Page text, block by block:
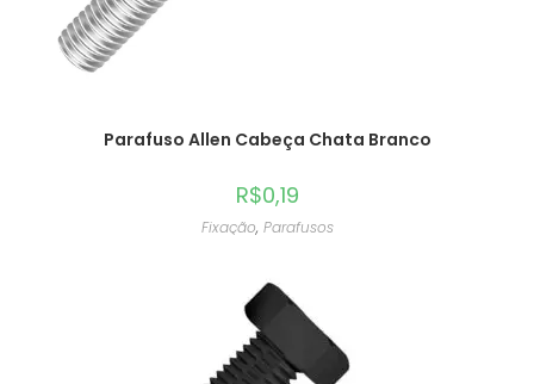
Parafuso Allen Cabeça Chata Branco
R$0,19
Fixação, Parafusos